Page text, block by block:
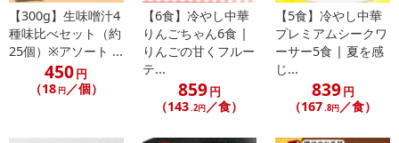
エネルギー：198kcal
たんぱく質：6.4g
脂 質：1.2g
炭水化物：40.3g
食塩相当量：7.4g
【300g】生味噌汁4
種味比べセット（約
25個）※アソート ...
450円
（18 円／個）
【6食】冷やし中華
りんごちゃん6食 |
りんごの甘くフルー
テ...
859円
（143.2円／食）
【5食】冷やし中華
プレミアムシークワ
ーサー5食 | 夏を感
じ...
839円
（167.8円／食）